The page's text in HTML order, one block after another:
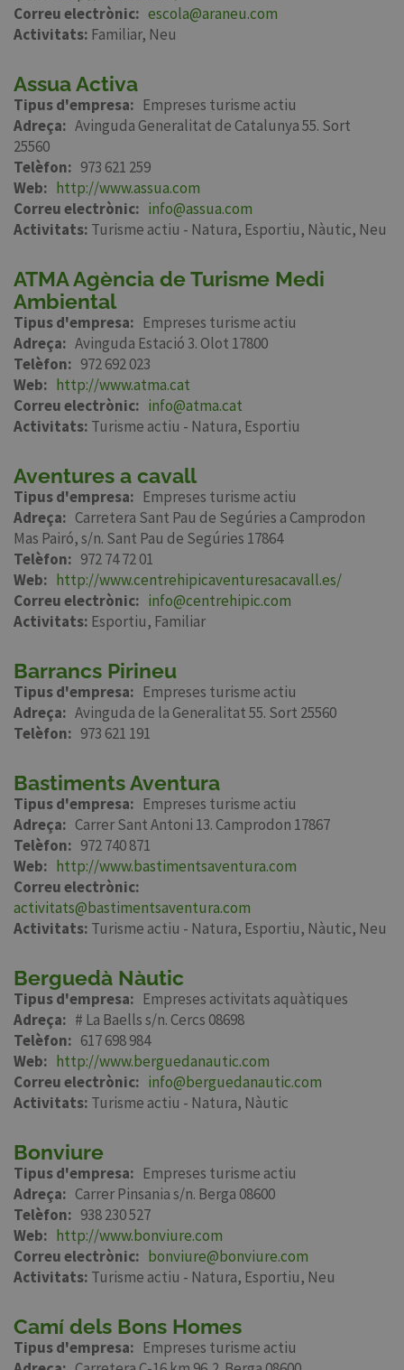
Correu electrònic
escola@araneu.com
Activitats: Familiar Neu
Assua Activa
Tipus d'empresa
Empreses turisme actiu
Adreça
Avinguda Generalitat de Catalunya 55. Sort
25560
Telèfon
973 621 259
Web
http://www.assua.com
Correu electrònic
info@assua.com
Activitats: Turisme actiu - Natura Esportiu Nàutic Neu
ATMA Agència de Turisme Medi
Ambiental
Tipus d'empresa
Empreses turisme actiu
Adreça
Avinguda Estació 3. Olot 17800
Telèfon
972 692 023
Web
http://www.atma.cat
Correu electrònic
info@atma.cat
Activitats: Turisme actiu - Natura Esportiu
Aventures a cavall
Tipus d'empresa
Empreses turisme actiu
Adreça
Carretera Sant Pau de Segúries a Camprodon
Mas Pairó, s/n. Sant Pau de Segúries 17864
Telèfon
972 74 72 01
Web
http://www.centrehipicaventuresacavall.es/
Correu electrònic
info@centrehipic.com
Activitats: Esportiu Familiar
Barrancs Pirineu
Tipus d'empresa
Empreses turisme actiu
Adreça
Avinguda de la Generalitat 55. Sort 25560
Telèfon
973 621 191
Bastiments Aventura
Tipus d'empresa
Empreses turisme actiu
Adreça
Carrer Sant Antoni 13. Camprodon 17867
Telèfon
972 740 871
Web
http://www.bastimentsaventura.com
Correu electrònic
activitats@bastimentsaventura.com
Activitats: Turisme actiu - Natura Esportiu Nàutic Neu
Berguedà Nàutic
Tipus d'empresa
Empreses activitats aquàtiques
Adreça
# La Baells s/n. Cercs 08698
Telèfon
617 698 984
Web
http://www.berguedanautic.com
Correu electrònic
info@berguedanautic.com
Activitats: Turisme actiu - Natura Nàutic
Bonviure
Tipus d'empresa
Empreses turisme actiu
Adreça
Carrer Pinsania s/n. Berga 08600
Telèfon
938 230 527
Web
http://www.bonviure.com
Correu electrònic
bonviure@bonviure.com
Activitats: Turisme actiu - Natura Esportiu Neu
Camí dels Bons Homes
Tipus d'empresa
Empreses turisme actiu